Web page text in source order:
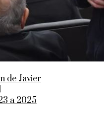
de Javier
a 2025